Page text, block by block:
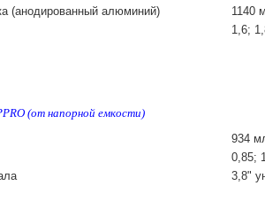
(анодированный алюминий)
1140
1,6;
(от напорной емкости)
934
0,85;
3,8"